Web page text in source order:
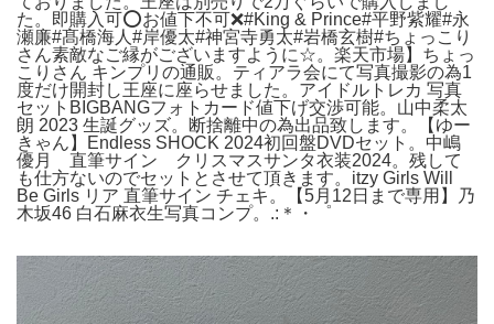
た。即購入可⭕️お値下不可❌#King & Prince#平野紫耀#永
瀬廉#髙橋海人#岸優太#神宮寺勇太#岩橋玄樹#ちょっこり
さん素敵なご縁がございますように☆。楽天市場】ちょっ
こりさん キンプリの通販。ティアラ会にて写真撮影の為1
度だけ開封し王座に座らせました。アイドルトレカ 写真
セットBIGBANGフォトカード値下げ交渉可能。山中柔太
朗 2023 生誕グッズ。断捨離中の為出品致します。【ゆー
きゃん】Endless SHOCK 2024初回盤DVDセット。中嶋
優月 直筆サイン クリスマスサンタ衣装2024。残して
も仕方ないのでセットとさせて頂きます。itzy Girls Will
Be Girls リア 直筆サイン チェキ。【5月12日まで専用】乃
木坂46 白石麻衣生写真コンプ。.:＊・゜